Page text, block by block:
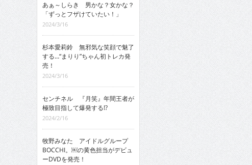
あぁ～しらき 男かな？女かな？
「ずっとフザけていたい！」
2024/3/16
杉本愛莉鈴 無邪気な笑顔で魅了
する…“まりり”ちゃん初トレカ発
売！
2024/3/16
センチネル 『月笑』年間王者が
極致目指して爆発する!?
2024/2/16
牧野みなた アイドルグループ
BOCCHI。￼の黄色担当がデビュ
ーDVDを発売！